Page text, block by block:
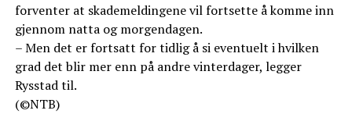
forventer at skademeldingene vil fortsette å komme inn
gjennom natta og morgendagen.
– Men det er fortsatt for tidlig å si eventuelt i hvilken
grad det blir mer enn på andre vinterdager, legger
Rysstad til.
(©NTB)